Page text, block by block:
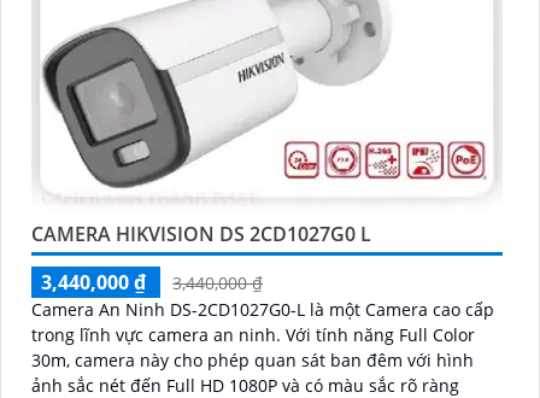
CAMERA HIKVISION DS 2CD1027G0 L
3,440,000 ₫
3,440,000 ₫
Camera An Ninh DS-2CD1027G0-L là một Camera cao cấp
trong lĩnh vực camera an ninh. Với tính năng Full Color
30m, camera này cho phép quan sát ban đêm với hình
ảnh sắc nét đến Full HD 1080P và có màu sắc rõ ràng